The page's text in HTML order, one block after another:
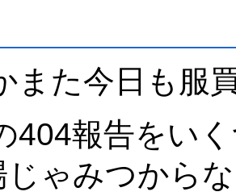
また今日も服
404報告をい
じゃみつから